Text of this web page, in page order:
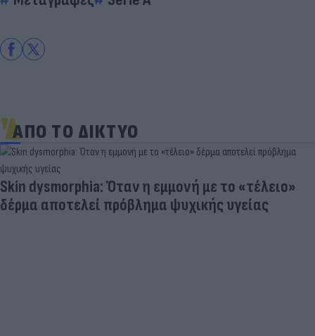
ΑΠΟ ΤΟ ΔΙΚΤΥΟ
Skin dysmorphia: Όταν η εμμονή με το «τέλειο»
δέρμα αποτελεί πρόβλημα ψυχικής υγείας